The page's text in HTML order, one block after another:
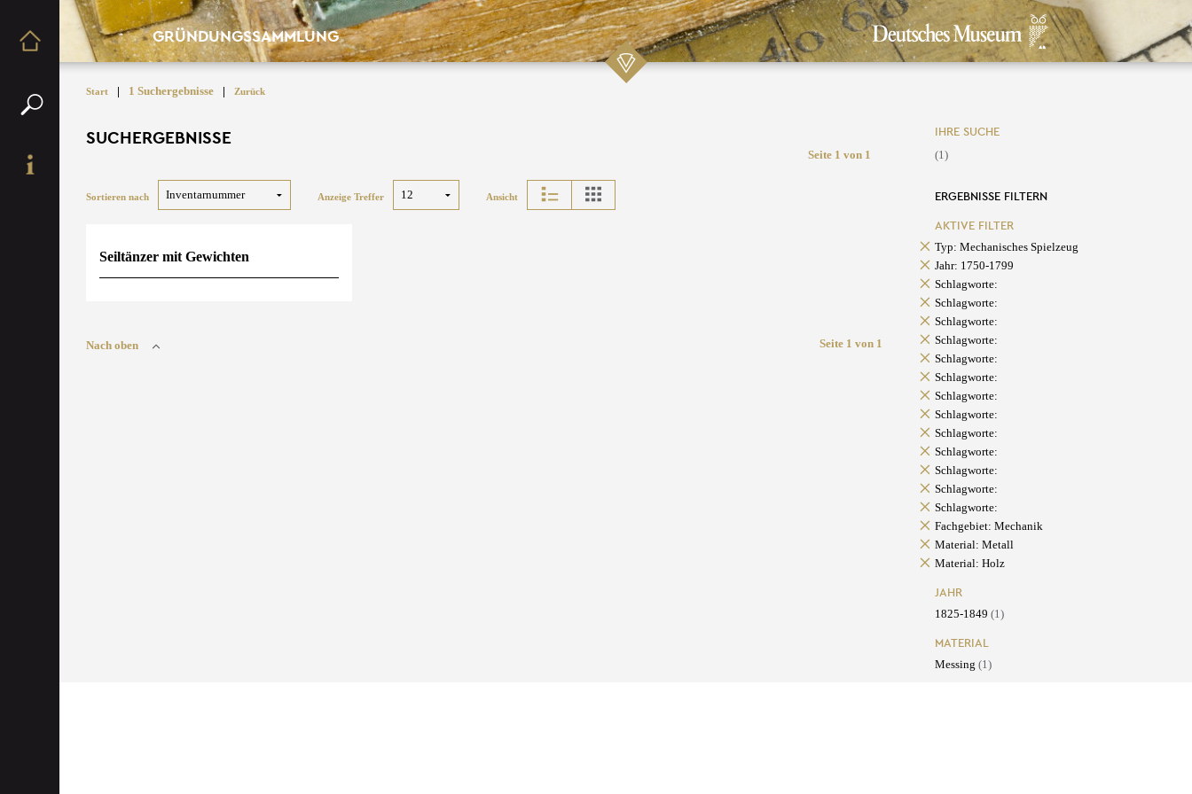
GRÜNDUNGSSAMMLUNG
Start | 1 Suchergebnisse | Zurück
SUCHERGEBNISSE
Seite 1 von 1
Sortieren nach Anzeige Treffer Ansicht
Seiltänzer mit Gewichten
Nach oben Seite 1 von 1
IHRE SUCHE
(1)
ERGEBNISSE FILTERN
AKTIVE FILTER
Typ: Mechanisches Spielzeug
Jahr: 1750-1799
Schlagworte:
Schlagworte:
Schlagworte:
Schlagworte:
Schlagworte:
Schlagworte:
Schlagworte:
Schlagworte:
Schlagworte:
Schlagworte:
Schlagworte:
Schlagworte:
Schlagworte:
Fachgebiet: Mechanik
Material: Metall
Material: Holz
JAHR
1825-1849 (1)
MATERIAL
Messing (1)